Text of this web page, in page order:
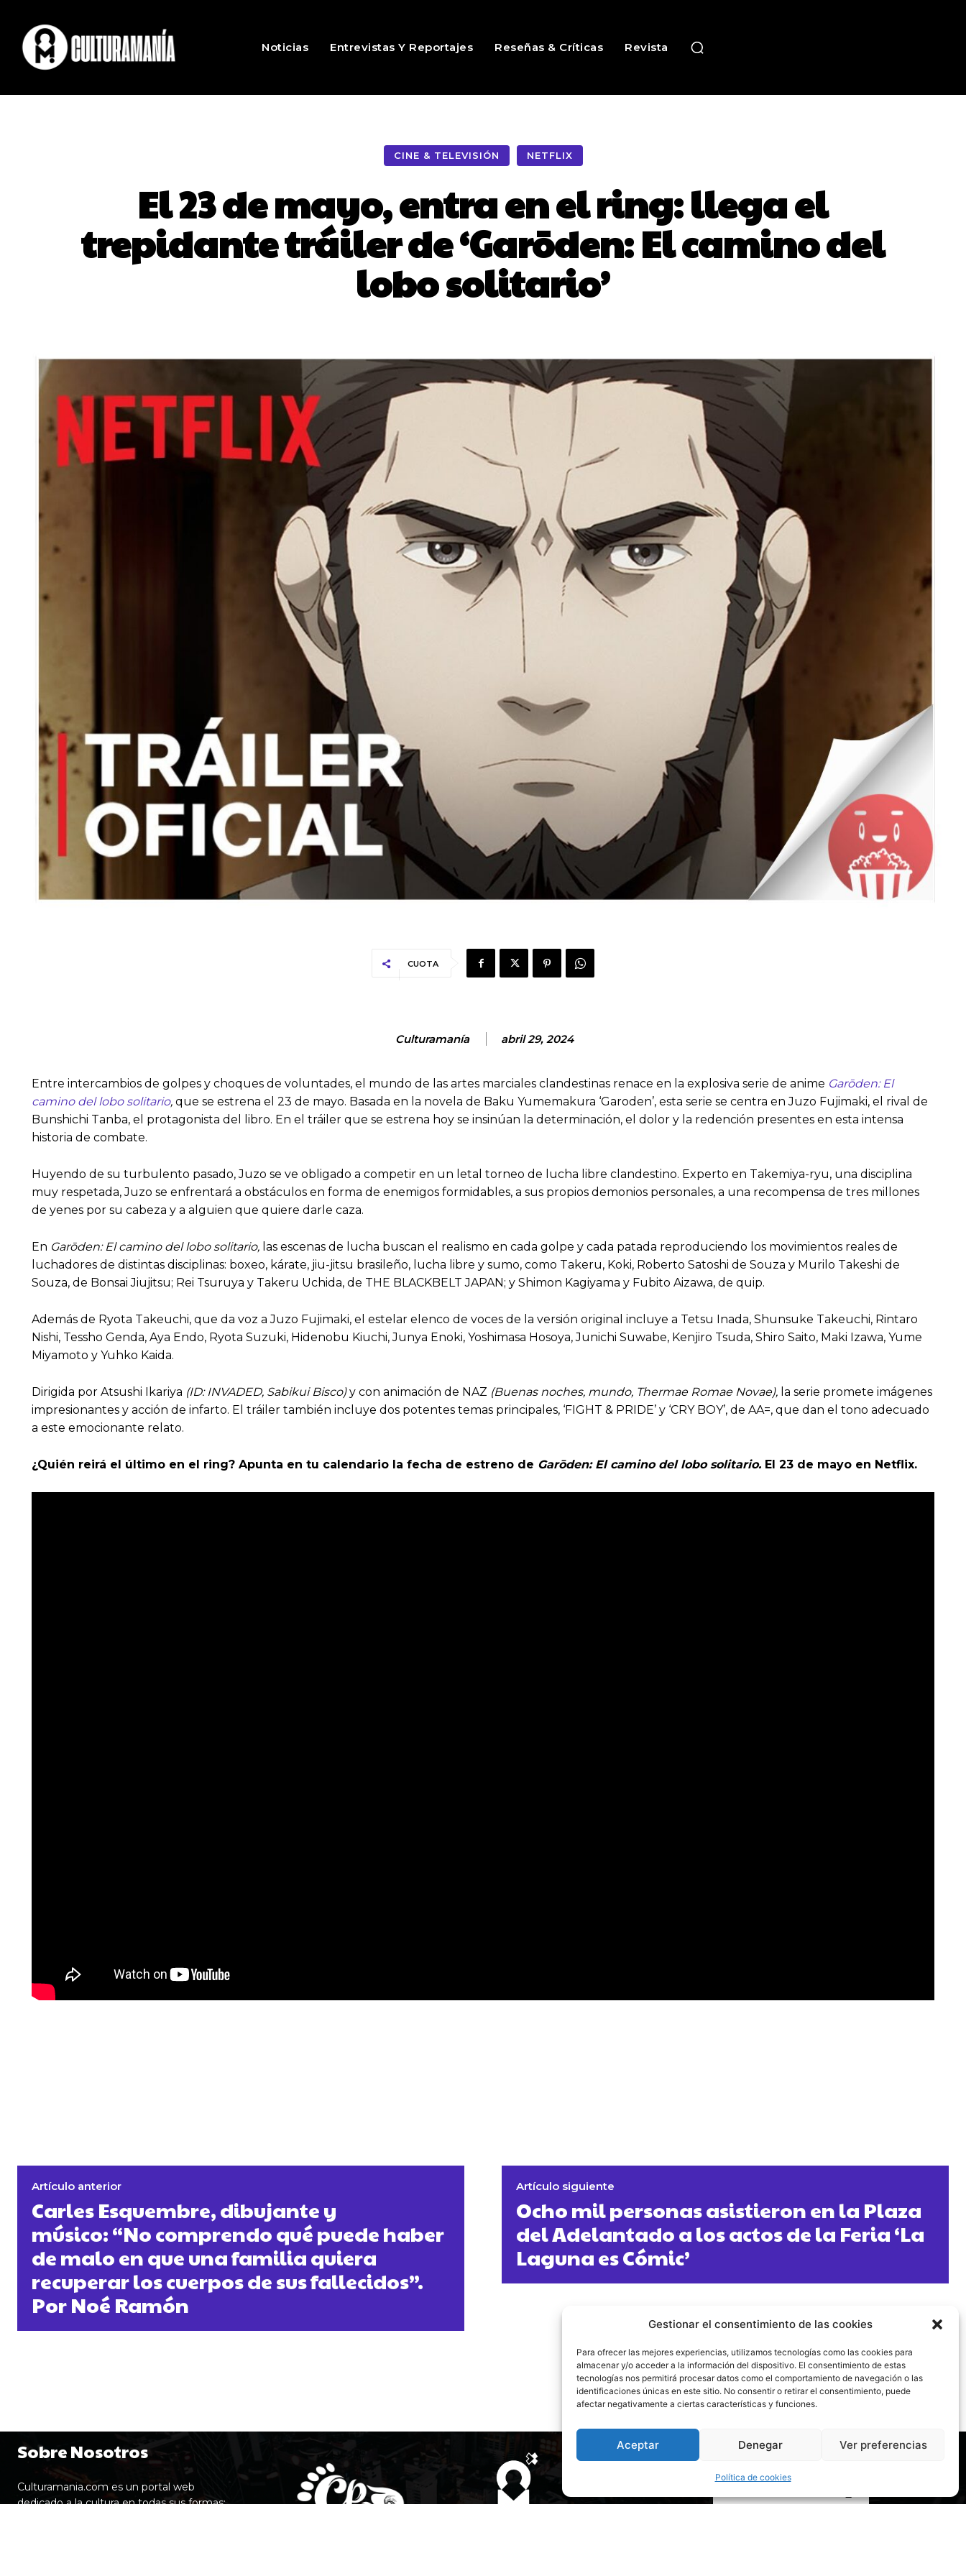
Gestionar el consentimiento de las cookies
Para ofrecer las mejores experiencias, utilizamos tecnologías como las cookies para
almacenar y/o acceder a la información del dispositivo. El consentimiento de estas
tecnologías nos permitirá procesar datos como el comportamiento de navegación o las
identificaciones únicas en este sitio. No consentir o retirar el consentimiento, puede
afectar negativamente a ciertas características y funciones.
Aceptar Denegar Ver preferencias
Política de cookies
Noticias Entrevistas Y Reportajes Reseñas & Críticas Revista
CINE & TELEVISIÓN NETFLIX
El 23 de mayo, entra en el ring: llega el
trepidante tráiler de ‘Garōden: El camino del
lobo solitario’
CUOTA
Culturamanía abril 29, 2024
Entre intercambios de golpes y choques de voluntades, el mundo de las artes marciales clandestinas renace en la explosiva serie de anime Garōden: El
camino del lobo solitario, que se estrena el 23 de mayo. Basada en la novela de Baku Yumemakura ‘Garoden’, esta serie se centra en Juzo Fujimaki, el rival de
Bunshichi Tanba, el protagonista del libro. En el tráiler que se estrena hoy se insinúan la determinación, el dolor y la redención presentes en esta intensa
historia de combate.
Huyendo de su turbulento pasado, Juzo se ve obligado a competir en un letal torneo de lucha libre clandestino. Experto en Takemiya-ryu, una disciplina
muy respetada, Juzo se enfrentará a obstáculos en forma de enemigos formidables, a sus propios demonios personales, a una recompensa de tres millones
de yenes por su cabeza y a alguien que quiere darle caza.
En Garōden: El camino del lobo solitario, las escenas de lucha buscan el realismo en cada golpe y cada patada reproduciendo los movimientos reales de
luchadores de distintas disciplinas: boxeo, kárate, jiu-jitsu brasileño, lucha libre y sumo, como Takeru, Koki, Roberto Satoshi de Souza y Murilo Takeshi de
Souza, de Bonsai Jiujitsu; Rei Tsuruya y Takeru Uchida, de THE BLACKBELT JAPAN; y Shimon Kagiyama y Fubito Aizawa, de quip.
Además de Ryota Takeuchi, que da voz a Juzo Fujimaki, el estelar elenco de voces de la versión original incluye a Tetsu Inada, Shunsuke Takeuchi, Rintaro
Nishi, Tessho Genda, Aya Endo, Ryota Suzuki, Hidenobu Kiuchi, Junya Enoki, Yoshimasa Hosoya, Junichi Suwabe, Kenjiro Tsuda, Shiro Saito, Maki Izawa, Yume
Miyamoto y Yuhko Kaida.
Dirigida por Atsushi Ikariya (ID: INVADED, Sabikui Bisco)y con animación de NAZ (Buenas noches, mundo, Thermae Romae Novae), la serie promete imágenes
impresionantes y acción de infarto. El tráiler también incluye dos potentes temas principales, ‘FIGHT & PRIDE’ y ‘CRY BOY’, de AA=, que dan el tono adecuado
a este emocionante relato.
¿Quién reirá el último en el ring? Apunta en tu calendario la fecha de estreno de Garōden: El camino del lobo solitario. El 23 de mayo en Netflix.
Artículo anterior
Carles Esquembre, dibujante y
músico: “No comprendo qué puede haber
de malo en que una familia quiera
recuperar los cuerpos de sus fallecidos”.
Por Noé Ramón
Artículo siguiente
Ocho mil personas asistieron en la Plaza
del Adelantado a los actos de la Feria ‘La
Laguna es Cómic’
Sobre Nosotros
Culturamania.com es un portal web
dedicado a la cultura en todas sus formas: